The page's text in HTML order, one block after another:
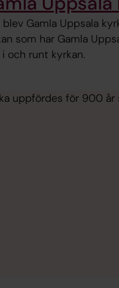
blev Gamla Uppsala
som har Gamla
och runt kyrkan.
uppfördes för 900